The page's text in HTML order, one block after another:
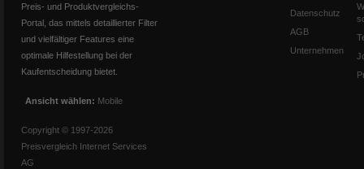
Preis- und Produktvergleichs-
Portal, das mittels detaillierter Filter
und vielfältiger Features eine
optimale Hilfestellung bei der
Kaufentscheidung bietet.
Ansicht wählen: Mobile
Copyright © 1997-2026
Preisvergleich Internet Services
AG
Datenschutz
AGB
Unternehmen